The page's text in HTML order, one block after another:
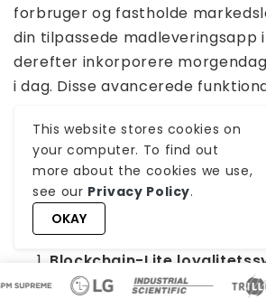
forbruger og fastholde
din tilpassede madleveringsapp
derefter inkorporere
i dag. Disse avancerede
produkt af de seneste
udvikling af
A. Dybt
og
Blockchain-Lite
et sikkert, distribueret
This website stores cookies on
your computer. To find out
more about the cookies we use,
see our Privacy Policy.
OKAY